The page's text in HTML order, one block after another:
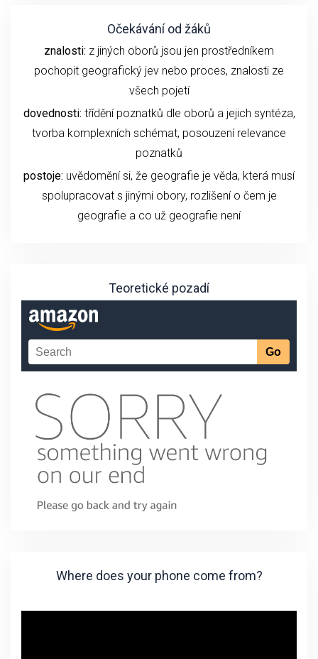
Očekávání od žáků
znalosti: z jiných oborů jsou jen prostředníkem
pochopit geografický jev nebo proces, znalosti ze
všech pojetí
dovednosti: třídění poznatků dle oborů a jejich syntéza,
tvorba komplexních schémat, posouzení relevance
poznatků
postoje: uvědomění si, že geografie je věda, která musí
spolupracovat s jinými obory, rozlišení o čem je
geografie a co už geografie není
Teoretické pozadí
Where does your phone come from?